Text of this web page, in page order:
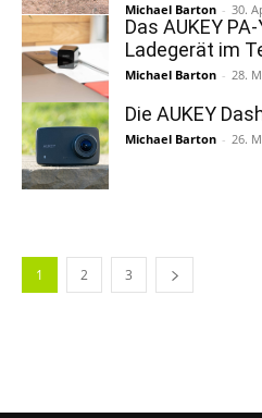
Michael Barton - 30.
Das AUKEY
Ladegerät im
Michael Barton - 28.
Die AUKEY
Michael Barton - 26.
1 2 3